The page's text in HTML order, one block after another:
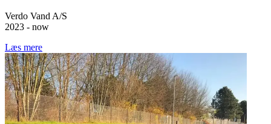
Verdo Vand A/S
2023 - now
Læs mere